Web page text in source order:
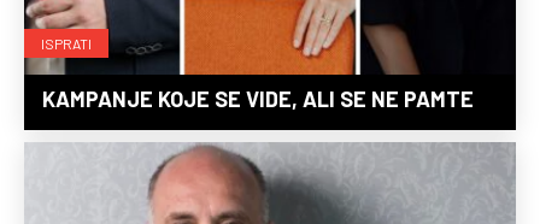
ISPRATI
KAMPANJE KOJE SE VIDE, ALI SE NE PAMTE